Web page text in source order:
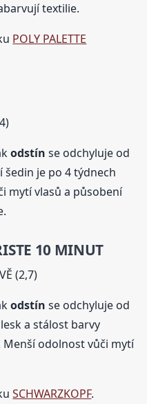
textilie.
POLY PALETTE
odstín se odchyluje od
šedin je po 4 týdnech
mytí vlasů a působení
10 MINUT
(2,7)
odstín se odchyluje od
a stálost barvy
odolnost vůči mytí
SCHWARZKOPF.